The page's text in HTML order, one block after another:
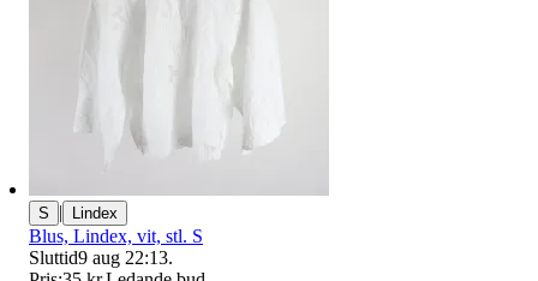
S | Lindex
Blus, Lindex, vit, stl. S
Sluttid9 aug 22:13.